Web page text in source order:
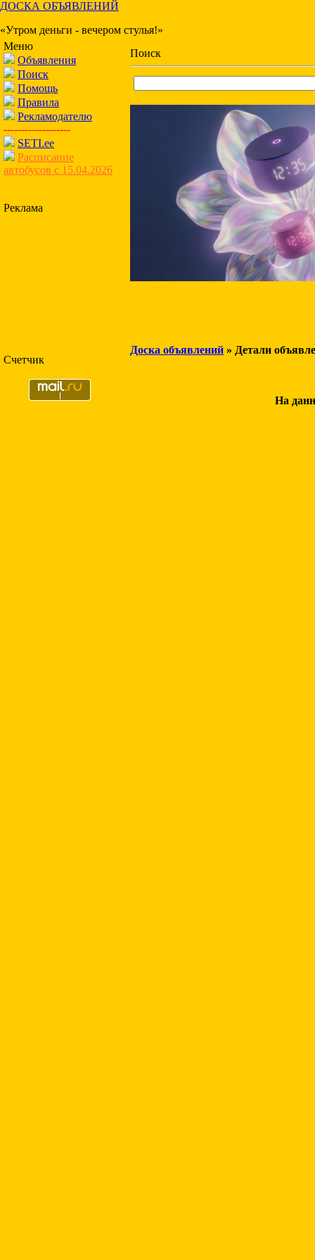
ДОСКА ОБЪЯВЛЕНИЙ
«Утром деньги - вечером стулья!»
Меню
Объявления
Поиск
Помощь
Правила
Рекламодателю
-------------------
SETI.ee
Расписание
автобусов с 15.04.2026
Реклама
Счетчик
Поиск
Доска объявлений » Детали
На